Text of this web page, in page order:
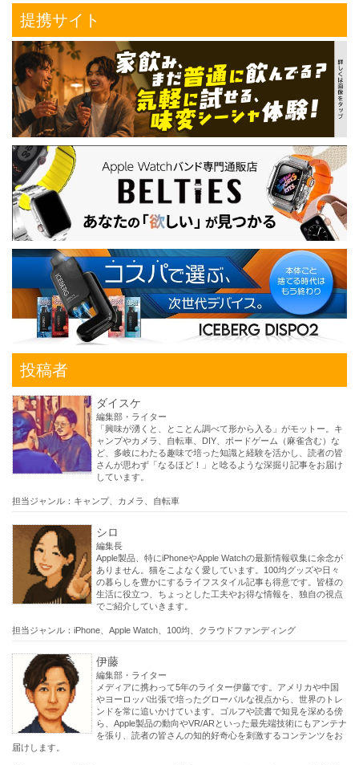
提携サイト
投稿者
ダイスケ
編集部・ライター
「興味が湧くと、とことん調べて形から入る」がモットー。キ
ャンプやカメラ、自転車、DIY、ボードゲーム（麻雀含む）な
ど、多岐にわたる趣味で培った知識と経験を活かし、読者の皆
さんが思わず「なるほど！」と唸るような深掘り記事をお届け
しています。
担当ジャンル：キャンプ、カメラ、自転車
シロ
編集長
Apple製品、特にiPhoneやApple Watchの最新情報収集に余念が
ありません。猫をこよなく愛しています。100均グッズや日々
の暮らしを豊かにするライフスタイル記事も得意です。皆様の
生活に役立つ、ちょっとした工夫やお得な情報を、独自の視点
でご紹介していきます。
担当ジャンル：iPhone、Apple Watch、100均、クラウドファンディング
伊藤
編集部・ライター
メディアに携わって5年のライター伊藤です。アメリカや中国
やヨーロッパ出張で培ったグローバルな視点から、世界のトレ
ンドを常に追いかけています。ゴルフや読書で知見を深める傍
ら、Apple製品の動向やVR/ARといった最先端技術にもアンテナ
を張り、読者の皆さんの知的好奇心を刺激するコンテンツをお
届けします。